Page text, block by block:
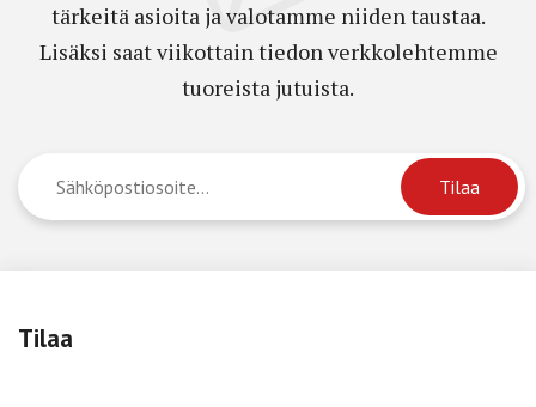
tärkeitä asioita ja valotamme niiden taustaa.
Lisäksi saat viikottain tiedon verkkolehtemme
tuoreista jutuista.
Tilaa